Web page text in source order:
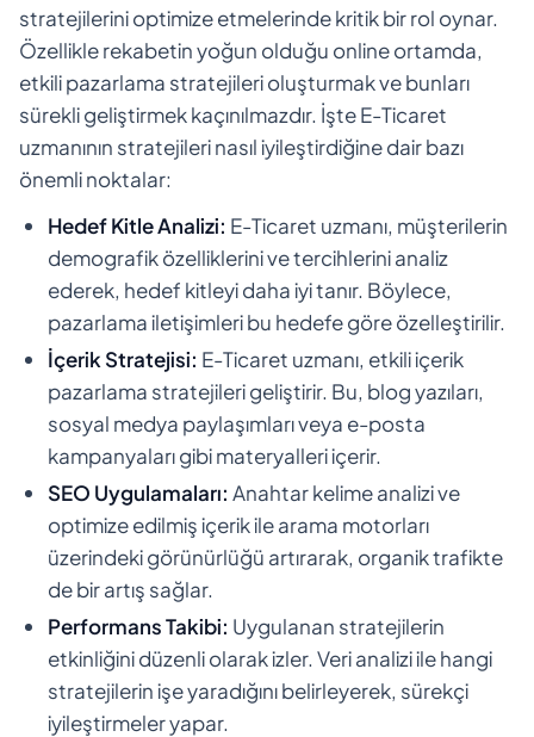
stratejilerini optimize etmelerinde kritik bir rol oynar.
Özellikle rekabetin yoğun olduğu online ortamda,
etkili pazarlama stratejileri oluşturmak ve bunları
sürekli geliştirmek kaçınılmazdır. İşte E-Ticaret
uzmanının stratejileri nasıl iyileştirdiğine dair bazı
önemli noktalar:
Hedef Kitle Analizi: E-Ticaret uzmanı, müşterilerin
demografik özelliklerini ve tercihlerini analiz
ederek, hedef kitleyi daha iyi tanır. Böylece,
pazarlama iletişimleri bu hedefe göre özelleştirilir.
İçerik Stratejisi: E-Ticaret uzmanı, etkili içerik
pazarlama stratejileri geliştirir. Bu, blog yazıları,
sosyal medya paylaşımları veya e-posta
kampanyaları gibi materyalleri içerir.
SEO Uygulamaları: Anahtar kelime analizi ve
optimize edilmiş içerik ile arama motorları
üzerindeki görünürlüğü artırarak, organik trafikte
de bir artış sağlar.
Performans Takibi: Uygulanan stratejilerin
etkinliğini düzenli olarak izler. Veri analizi ile hangi
stratejilerin işe yaradığını belirleyerek, sürekçi
iyileştirmeler yapar.